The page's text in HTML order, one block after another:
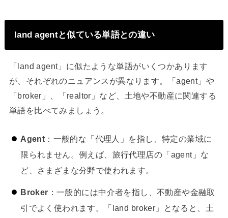
land agentと似ている単語との違い
「land agent」に似たような単語がいくつかあります
が、それぞれのニュアンスが異なります。「agent」や
「broker」、「realtor」など、土地や不動産に関連する
単語を比べてみましょう。
Agent ：一般的な「代理人」を指し、特定の業域に
限られません。例えば、旅行代理店の「agent」な
ど、さまざまな分野で使われます。
Broker ：一般的には中介者を指し、不動産や金融取
引でよく使われます。「land broker」となると、土